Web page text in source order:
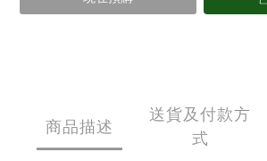
商品描述
送貨及付款方
式